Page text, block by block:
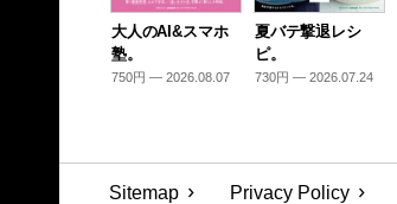
大人のAI&スマホ
塾。
750円 — 2026.08.07
夏バテ撃退レシ
ピ。
730円 — 2026.07.24
Sitemap Privacy Policy